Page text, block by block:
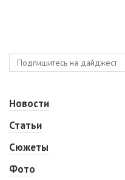
Новости
Статьи
Сюжеты
Фото